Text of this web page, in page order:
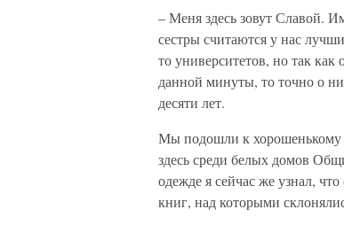
– Меня здесь зовут Славой.
сестры считаются у нас
то университетов, но так
данной минуты, то точно о
десяти лет.
Мы подошли к хорошенькому
здесь среди белых домов
одежде я сейчас же узнал,
книг, над которыми